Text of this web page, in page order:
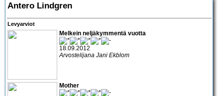
Antero Lindgren
Levyarviot
Melkein neljäkymmentä vuotta
18.09.2012
Arvostelijana Jani Ekblom
Mother